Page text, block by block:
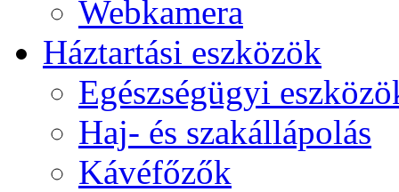
Webkamera
Háztartási eszközök
Egészségügyi
Haj- és szakállápolás
Kávéfőzők